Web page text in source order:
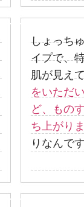
しょっち
イプで、
肌が見え
をいただ
ど、もの
ち上がり
りなんで